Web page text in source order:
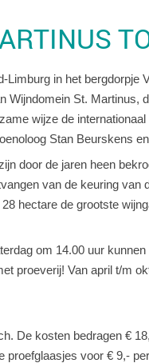
in het bergdorpje
Wijndomein St. Martinus,
wijze de
Stan Beurskens
door de jaren heen
van de keuring van
hectare de grootste
om 14.00 uur
proeverij! Van april t/m
De kosten bedragen €
proefglaasjes voor € 9,-